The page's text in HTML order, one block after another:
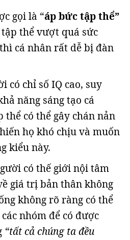
gọi là “áp bức tập thể”
thể vượt quá sức
cá nhân rất dễ bị đàn
có chỉ số IQ cao, suy
năng sáng tạo cá
thể có thể gây chán nản
họ khó chịu và muốn
kiểu này.
có thế giới nội tâm
giá trị bản thân không
không rõ ràng có thể
nhóm để có được
“tất cả chúng ta đều